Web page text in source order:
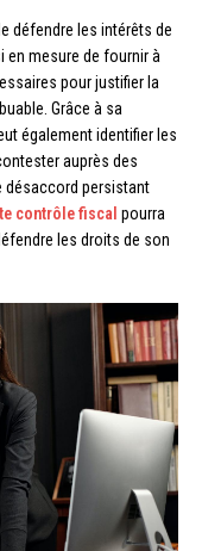
défendre les intérêts de
en mesure de fournir à
pour justifier la
Grâce à sa
également identifier les
auprès des
désaccord persistant
contrôle fiscal pourra
les droits de son